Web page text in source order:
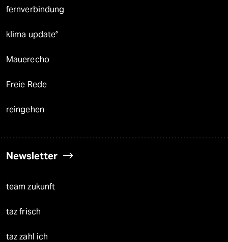
fernverbindung
klima update°
Mauerecho
Freie Rede
reingehen
Newsletter
team zukunft
taz frisch
taz zahl ich